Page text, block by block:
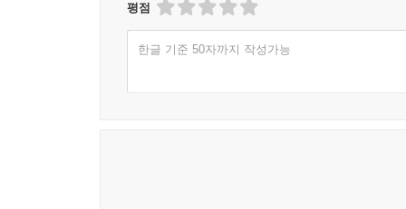
평점
한글 기준 50자까지 작성가능